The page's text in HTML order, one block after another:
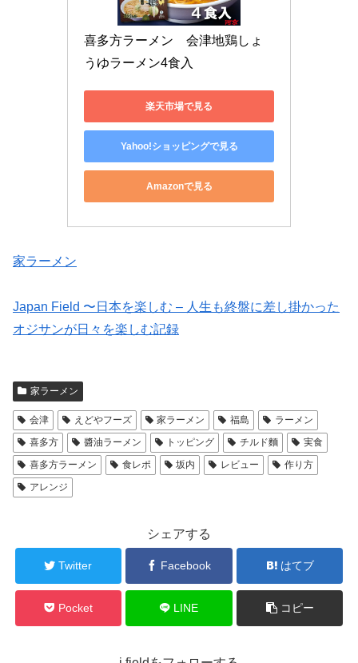
喜多方ラーメン　会津地鶏しょ
うゆラーメン4食入
楽天市場で見る
Yahoo!ショッピングで見る
Amazonで見る
家ラーメン
Japan Field 〜日本を楽しむ – 人生も終盤に差し掛かった
オジサンが日々を楽しむ記録
家ラーメン
会津 えどやフーズ 家ラーメン 福島
ラーメン
喜多方
醬油ラーメン トッピング チルド麵
実食
喜多方ラーメン
食レポ 坂内 レビュー
作り方
アレンジ
シェアする
Twitter Facebook はてブ
Pocket LINE コピー